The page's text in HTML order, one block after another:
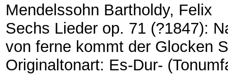
Mendelssohn Bartholdy, Felix
Sechs Lieder op. 71 (?1847):
von ferne kommt der Glocken
Originaltonart: Es-Dur-